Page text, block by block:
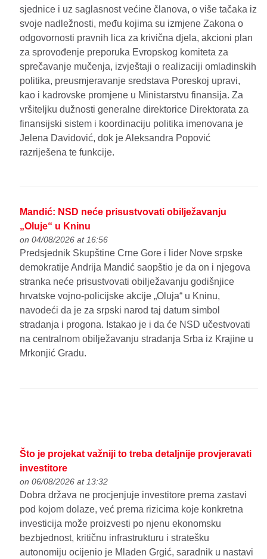
sjednice i uz saglasnost većine članova, o više tačaka iz
svoje nadležnosti, među kojima su izmjene Zakona o
odgovornosti pravnih lica za krivična djela, akcioni plan
za sprovođenje preporuka Evropskog komiteta za
sprečavanje mučenja, izvještaji o realizaciji omladinskih
politika, preusmjeravanje sredstava Poreskoj upravi,
kao i kadrovske promjene u Ministarstvu finansija. Za
vršiteljku dužnosti generalne direktorice Direktorata za
finansijski sistem i koordinaciju politika imenovana je
Jelena Davidović, dok je Aleksandra Popović
razriješena te funkcije.
Mandić: NSD neće prisustvovati obilježavanju
„Oluje“ u Kninu
on 04/08/2026 at 16:56
Predsjednik Skupštine Crne Gore i lider Nove srpske
demokratije Andrija Mandić saopštio je da on i njegova
stranka neće prisustvovati obilježavanju godišnjice
hrvatske vojno-policijske akcije „Oluja“ u Kninu,
navodeći da je za srpski narod taj datum simbol
stradanja i progona. Istakao je i da će NSD učestvovati
na centralnom obilježavanju stradanja Srba iz Krajine u
Mrkonjić Gradu.
Što je projekat važniji to treba detaljnije provjeravati
investitore
on 06/08/2026 at 13:32
Dobra država ne procjenjuje investitore prema zastavi
pod kojom dolaze, već prema rizicima koje konkretna
investicija može proizvesti po njenu ekonomsku
bezbjednost, kritičnu infrastrukturu i stratešku
autonomiju ocijenio je Mladen Grgić, saradnik u nastavi